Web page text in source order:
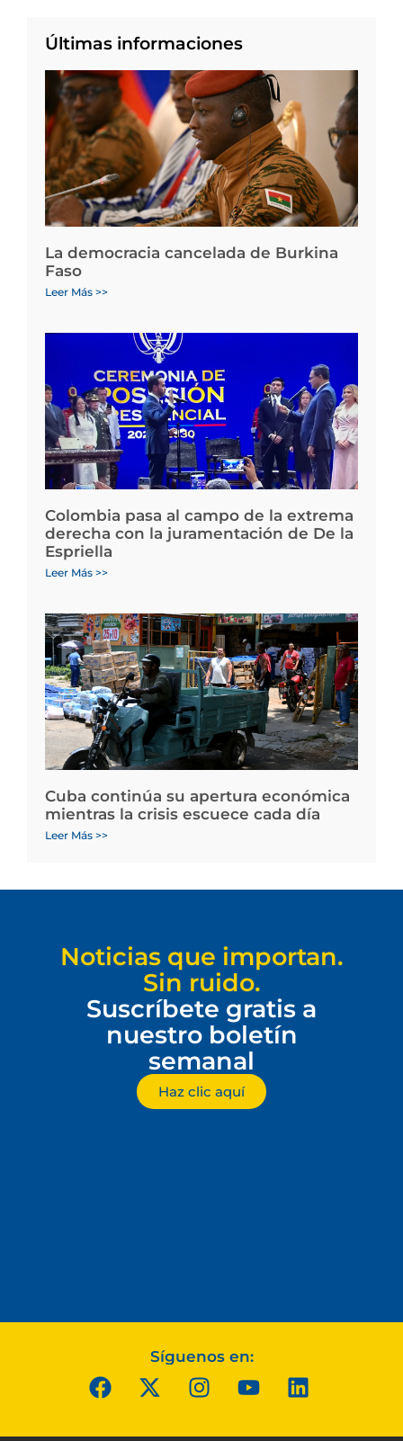
Últimas informaciones
La democracia cancelada de Burkina
Faso
Leer Más >>
Colombia pasa al campo de la extrema
derecha con la juramentación de De la
Espriella
Leer Más >>
Cuba continúa su apertura económica
mientras la crisis escuece cada día
Leer Más >>
Noticias que importan.
Sin ruido.
Suscríbete gratis a
nuestro boletín
semanal
Haz clic aquí
Síguenos en: